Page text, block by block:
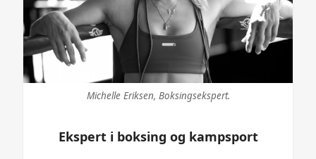
Michelle Eriksen, Boksingsekspert.
Ekspert i boksing og kampsport